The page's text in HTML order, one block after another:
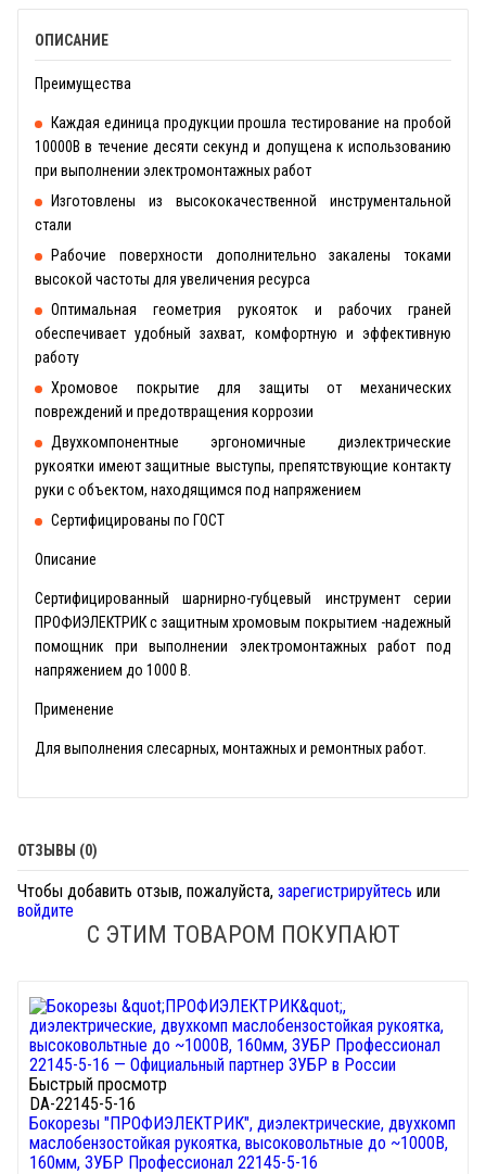
ОПИСАНИЕ
Преимущества
Каждая единица продукции прошла тестирование на пробой
10000В в течение десяти секунд и допущена к использованию
при выполнении электромонтажных работ
Изготовлены из высококачественной инструментальной
стали
Рабочие поверхности дополнительно закалены токами
высокой частоты для увеличения ресурса
Оптимальная геометрия рукояток и рабочих граней
обеспечивает удобный захват, комфортную и эффективную
работу
Хромовое покрытие для защиты от механических
повреждений и предотвращения коррозии
Двухкомпонентные эргономичные диэлектрические
рукоятки имеют защитные выступы, препятствующие контакту
руки с объектом, находящимся под напряжением
Сертифицированы по ГОСТ
Описание
Сертифицированный шарнирно-губцевый инструмент серии
ПРОФИЭЛЕКТРИК с защитным хромовым покрытием -надежный
помощник при выполнении электромонтажных работ под
напряжением до 1000 В.
Применение
Для выполнения слесарных, монтажных и ремонтных работ.
ОТЗЫВЫ (0)
Чтобы добавить отзыв, пожалуйста, зарегистрируйтесь или
войдите
С ЭТИМ ТОВАРОМ ПОКУПАЮТ
Быстрый просмотр
DA-22145-5-16
Бокорезы "ПРОФИЭЛЕКТРИК", диэлектрические, двухкомп
маслобензостойкая рукоятка, высоковольтные до ~1000В,
160мм, ЗУБР Профессионал 22145-5-16